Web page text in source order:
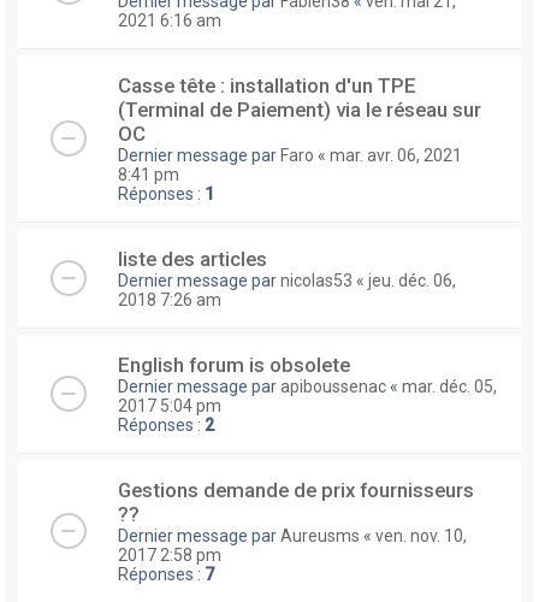
2021 6:16 am
Casse tête : installation d'un TPE
(Terminal de Paiement) via le réseau sur
OC
Dernier message parFaro « mar. avr. 06, 2021
8:41 pm
Réponses : 1
liste des articles
Dernier message parnicolas53 « jeu. déc. 06,
2018 7:26 am
English forum is obsolete
Dernier message parapiboussenac « mar. déc. 05,
2017 5:04 pm
Réponses : 2
Gestions demande de prix fournisseurs
??
Dernier message parAureusms « ven. nov. 10,
2017 2:58 pm
Réponses : 7